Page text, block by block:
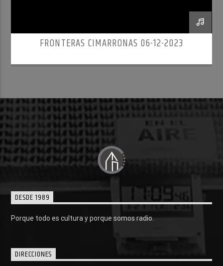
FRONTERAS CIMARRONAS 06-12-2023
DESDE 1989
Porque todo es cultura y porque somos radio.
DIRECCIONES